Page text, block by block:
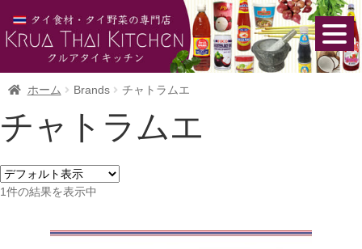
ホーム Brands チャトラムエ
チャトラムエ
1件の結果を表示中